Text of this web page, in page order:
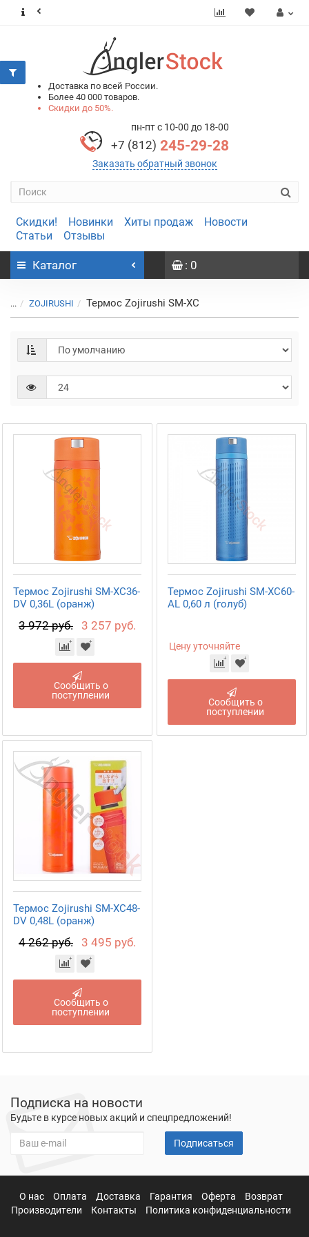
Доставка по всей России.
Более 40 000 товаров.
Скидки до 50%.
пн-пт с 10-00 до 18-00
+7 (812) 245-29-28
Заказать обратный звонок
Скидки! Новинки Хиты продаж
Новости
Статьи
Отзывы
Каталог : 0
... ZOJIRUSHI Термос Zojirushi SM-XC
Термос Zojirushi SM-XC36-
DV 0,36L (оранж)
3 972 руб. 3 257 руб.
Сообщить о
поступлении
Термос Zojirushi SM-XC60-
AL 0,60 л (голуб)
Цену уточняйте
Сообщить о
поступлении
Термос Zojirushi SM-XC48-
DV 0,48L (оранж)
4 262 руб. 3 495 руб.
Сообщить о
поступлении
Подписка на новости
Будьте в курсе новых акций и спецпредложений!
Подписаться
О нас Оплата Доставка Гарантия Оферта
Возврат
Производители
Контакты Политика конфиденциальности